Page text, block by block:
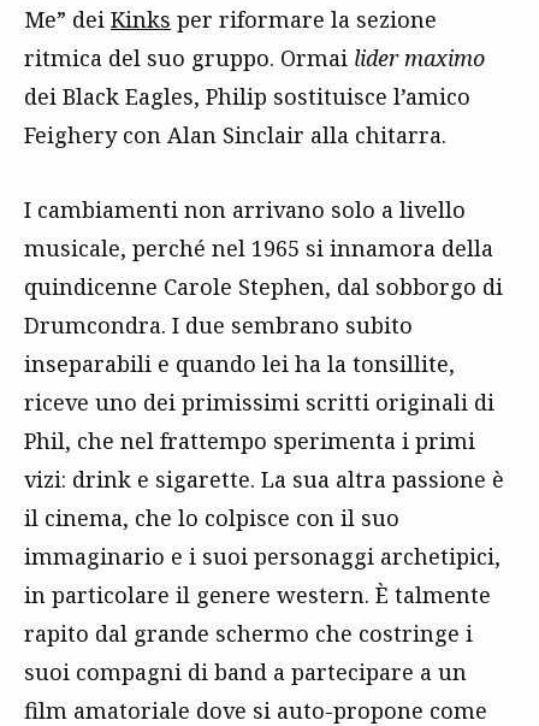
Me” dei Kinks per riformare la sezione
ritmica del suo gruppo. Ormai lider maximo
dei Black Eagles, Philip sostituisce l’amico
Feighery con Alan Sinclair alla chitarra.
I cambiamenti non arrivano solo a livello
musicale, perché nel 1965 si innamora della
quindicenne Carole Stephen, dal sobborgo di
Drumcondra. I due sembrano subito
inseparabili e quando lei ha la tonsillite,
riceve uno dei primissimi scritti originali di
Phil, che nel frattempo sperimenta i primi
vizi: drink e sigarette. La sua altra passione è
il cinema, che lo colpisce con il suo
immaginario e i suoi personaggi archetipici,
in particolare il genere western. È talmente
rapito dal grande schermo che costringe i
suoi compagni di band a partecipare a un
film amatoriale dove si auto-propone come